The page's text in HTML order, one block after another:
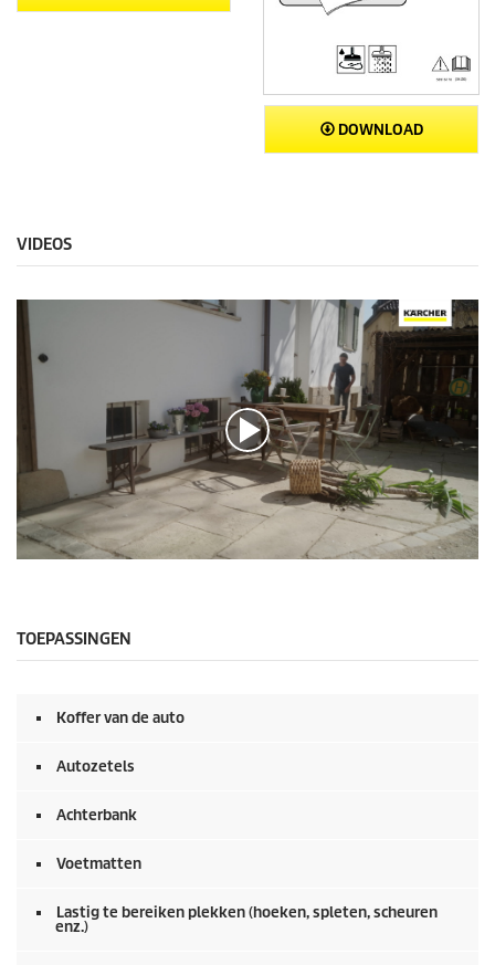
DOWNLOAD
VIDEOS
o
TOEPASSINGEN
Koffer van de auto
Autozetels
Achterbank
Voetmatten
Lastig te bereiken plekken (hoeken, spleten, scheuren
enz.)